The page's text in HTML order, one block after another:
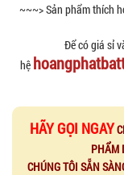
~~~> Sản phẩm thích
Để có giá sỉ
hệ
HÃY GỌI NGAY
PHẨM
CHÚNG TÔI SẴN